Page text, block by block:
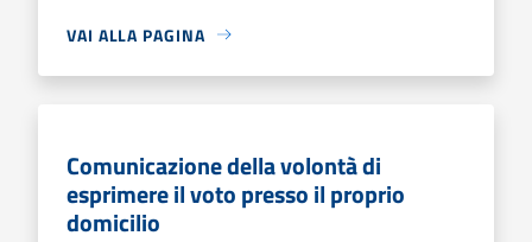
VAI ALLA PAGINA
Comunicazione della volontà di
esprimere il voto presso il proprio
domicilio